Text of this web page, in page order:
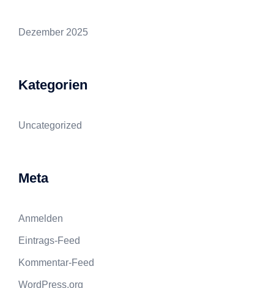
Dezember 2025
Kategorien
Uncategorized
Meta
Anmelden
Eintrags-Feed
Kommentar-Feed
WordPress.org